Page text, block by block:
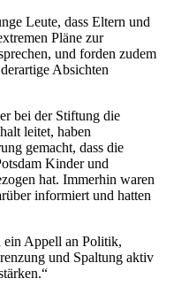
Leute, dass Eltern und
Pläne zur
und forden zudem
Absichten
bei der Stiftung die
leitet, haben
gemacht, dass die
Kinder und
hat. Immerhin waren
informiert und hatten
ein Appell an Politik,
und Spaltung aktiv